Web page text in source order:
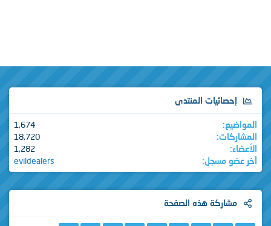
المنتدى
مسجل
هذه الصفحة